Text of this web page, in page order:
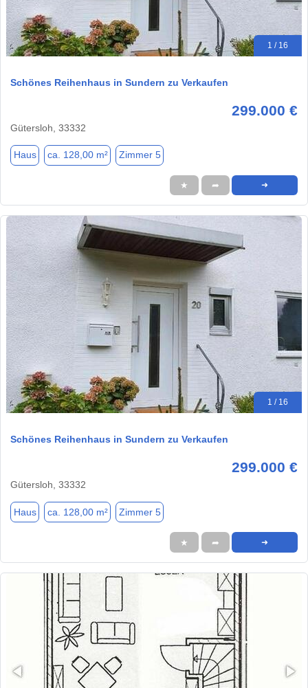
1 / 16
Schönes Reihenhaus in Sundern zu Verkaufen
299.000 €
Gütersloh, 33332
Haus ca. 128,00 m² Zimmer 5
★ ➦ ➜
1 / 16
Schönes Reihenhaus in Sundern zu Verkaufen
299.000 €
Gütersloh, 33332
Haus ca. 128,00 m² Zimmer 5
★ ➦ ➜